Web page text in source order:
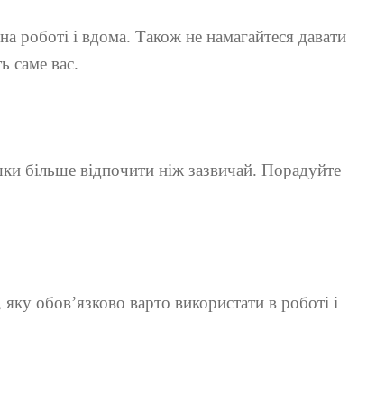
роботі і вдома. Також не намагайтеся давати
саме вас.
більше відпочити ніж зазвичай. Порадуйте
обов’язково варто використати в роботі і